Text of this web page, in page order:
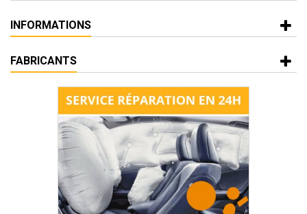
INFORMATIONS
FABRICANTS